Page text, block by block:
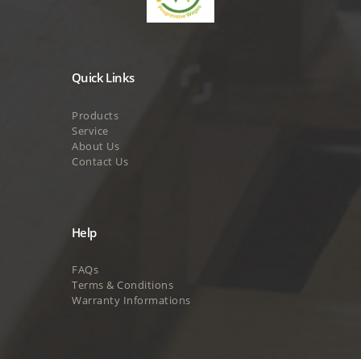
Quick Links
Products
Service
About Us
Contact Us
Help
FAQs
Terms & Conditions
Warranty Informations